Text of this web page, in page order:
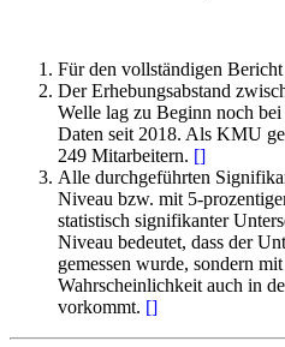
Für den vollständigen
Der Erhebungsabstand
Welle lag zu Beginn noch
Daten seit 2018. Als KMU
249 Mitarbeitern. []
Alle durchgeführten
Niveau bzw. mit 5-
statistisch signifikanter
Niveau bedeutet, dass der
gemessen wurde, sondern
Wahrscheinlichkeit auch in
vorkommt. []